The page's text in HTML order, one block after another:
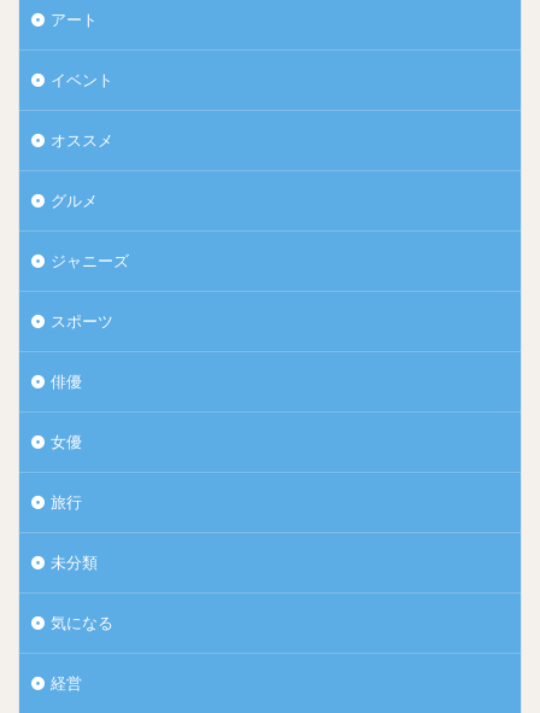
アート
イベント
オススメ
グルメ
ジャニーズ
スポーツ
俳優
女優
旅行
未分類
気になる
経営